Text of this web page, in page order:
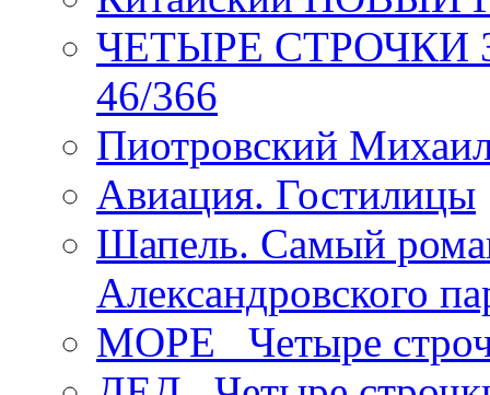
ЧЕТЫРЕ СТРОЧКИ
46/366
Пиотровский
Авиация. Гостилицы
Шапель. Самый
Александровского
МОРЕ _Четыре